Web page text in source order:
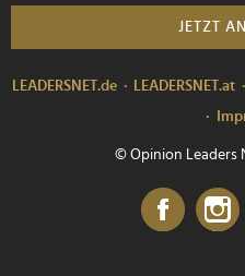
JETZT
LEADERSNET.de LEADERSNET.at
© Opinion Leaders